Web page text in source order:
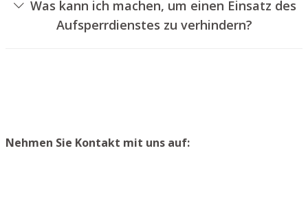
das Türschloss aufzubohren. Wir setzen Ihnen jedoch
einen neuen Türzylinder ein, sodass die Eingangstür
Was kann ich machen, um einen Einsatz des
Aufsperrdienstes zu verhindern?
Nehmen Sie Kontakt mit uns auf: